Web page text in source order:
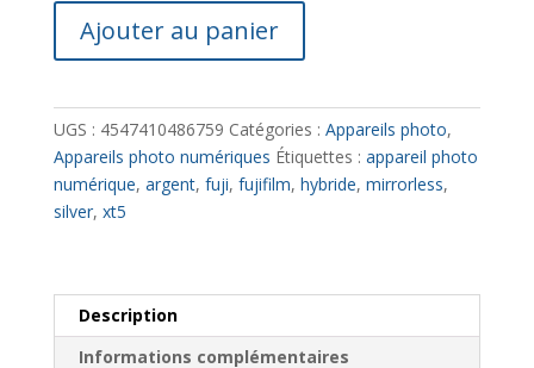
Fujifilm
XT-
5
(Argent)
+
Ajouter au panier
UGS : 4547410486759 Catégories : Appareils photo,
Appareils photo numériques Étiquettes : appareil photo
numérique, argent, fuji, fujifilm, hybride, mirrorless,
silver, xt5
Description
Informations complémentaires